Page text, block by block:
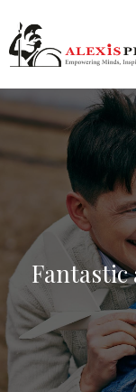
Fantastic